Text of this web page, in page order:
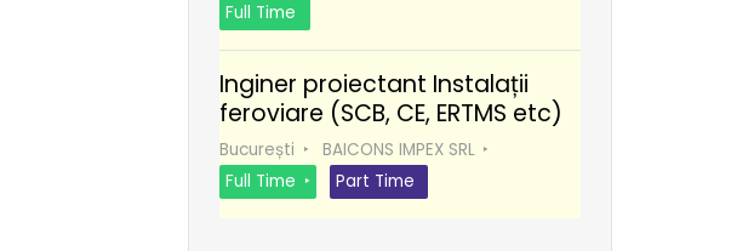
Full Time
Inginer proiectant Instalații
feroviare (SCB, CE, ERTMS etc)
București
BAICONS IMPEX SRL
Full Time
Part Time